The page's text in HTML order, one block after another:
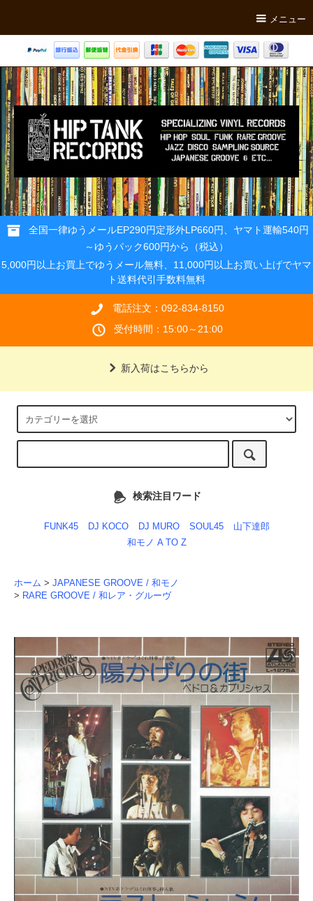
メニュー
全国一律ゆうメールEP290円定形外LP660円、ヤマト運輸540円
～ゆうパック600円から（税込）
5,000円以上お買上でゆうメール無料、11,000円以上お買い上げでヤマ
ト送料代引手数料無料
電話注文：092-834-8150
受付時間：15:00～21:00
新入荷はこちらから
検索注目ワード
FUNK45 DJ KOCO DJ MURO SOUL45
山下達郎
和モノ A TO Z
ホーム > JAPANESE GROOVE / 和モノ
> RARE GROOVE / 和レア・グルーヴ